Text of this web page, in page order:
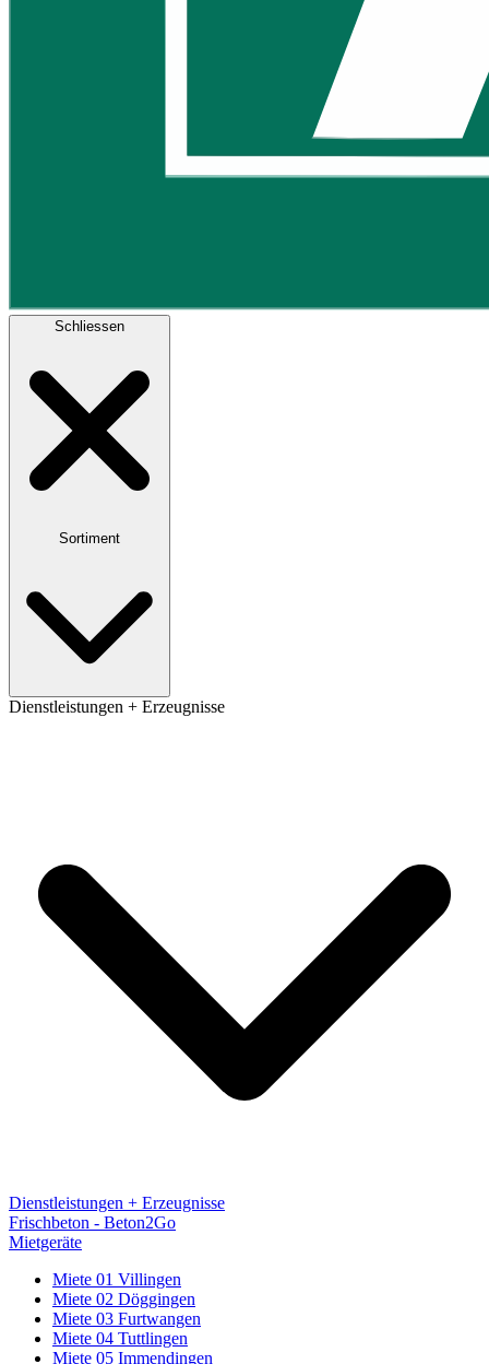
Schliessen
Sortiment
Dienstleistungen + Erzeugnisse
Dienstleistungen + Erzeugnisse
Frischbeton - Beton2Go
Mietgeräte
Miete 01 Villingen
Miete 02 Döggingen
Miete 03 Furtwangen
Miete 04 Tuttlingen
Miete 05 Immendingen